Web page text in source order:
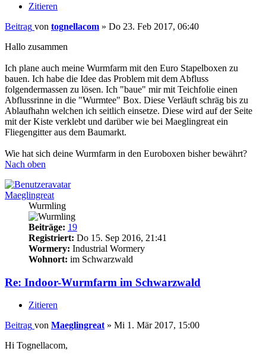
Zitieren
Beitrag von tognellacom » Do 23. Feb 2017, 06:40
Hallo zusammen
Ich plane auch meine Wurmfarm mit den Euro Stapelboxen zu
bauen. Ich habe die Idee das Problem mit dem Abfluss
folgendermassen zu lösen. Ich "baue" mir mit Teichfolie einen
Abflussrinne in die "Wurmtee" Box. Diese Verläuft schräg bis zu
Ablaufhahn welchen ich seitlich einsetze. Diese wird auf der Seite
mit der Kiste verklebt und darüber wie bei Maeglingreat ein
Fliegengitter aus dem Baumarkt.
Wie hat sich deine Wurmfarm in den Euroboxen bisher bewährt?
Nach oben
Maeglingreat
Wurmling
Beiträge: 19
Registriert: Do 15. Sep 2016, 21:41
Wormery: Industrial Wormery
Wohnort: im Schwarzwald
Re: Indoor-Wurmfarm im Schwarzwald
Zitieren
Beitrag von Maeglingreat » Mi 1. Mär 2017, 15:00
Hi Tognellacom,